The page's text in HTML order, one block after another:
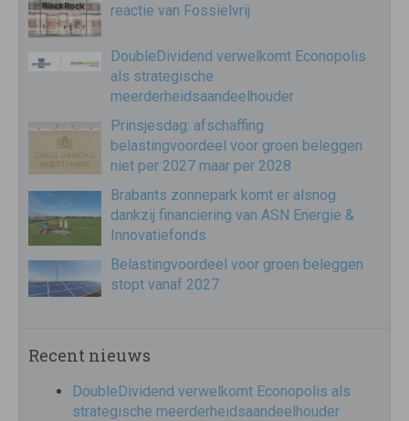
reactie van Fossielvrij
DoubleDividend verwelkomt Econopolis
als strategische
meerderheidsaandeelhouder
Prinsjesdag: afschaffing
belastingvoordeel voor groen beleggen
niet per 2027 maar per 2028
Brabants zonnepark komt er alsnog
dankzij financiering van ASN Energie &
Innovatiefonds
Belastingvoordeel voor groen beleggen
stopt vanaf 2027
Recent nieuws
DoubleDividend verwelkomt Econopolis als
strategische meerderheidsaandeelhouder